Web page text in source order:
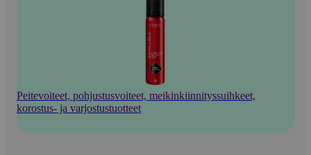
Peitevoiteet, pohjustusvoiteet, meikinkiinnityssuihkeet,
korostus- ja varjostustuotteet